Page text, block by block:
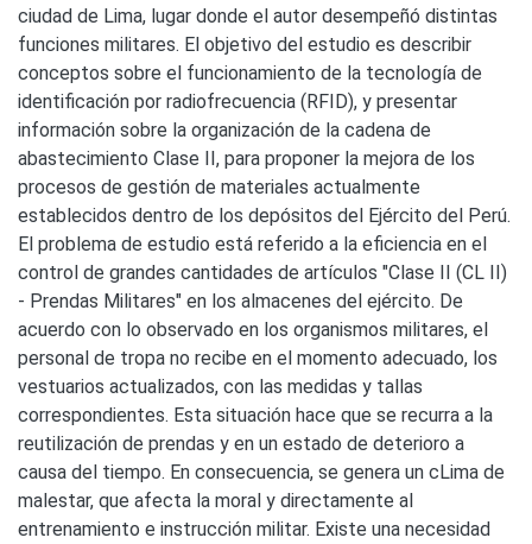
ciudad de Lima, lugar donde el autor desempeñó distintas
funciones militares. El objetivo del estudio es describir
conceptos sobre el funcionamiento de la tecnología de
identificación por radiofrecuencia (RFID), y presentar
información sobre la organización de la cadena de
abastecimiento Clase II, para proponer la mejora de los
procesos de gestión de materiales actualmente
establecidos dentro de los depósitos del Ejército del Perú.
El problema de estudio está referido a la eficiencia en el
control de grandes cantidades de artículos "Clase II (CL II)
- Prendas Militares" en los almacenes del ejército. De
acuerdo con lo observado en los organismos militares, el
personal de tropa no recibe en el momento adecuado, los
vestuarios actualizados, con las medidas y tallas
correspondientes. Esta situación hace que se recurra a la
reutilización de prendas y en un estado de deterioro a
causa del tiempo. En consecuencia, se genera un cLima de
malestar, que afecta la moral y directamente al
entrenamiento e instrucción militar. Existe una necesidad